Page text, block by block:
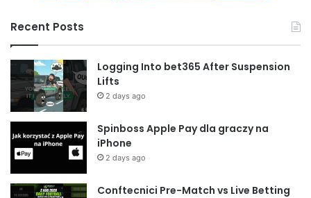
Recent Posts
Logging Into bet365 After Suspension
Lifts
2 days ago
Spinboss Apple Pay dla graczy na
iPhone
2 days ago
Conftecnici Pre-Match vs Live Betting